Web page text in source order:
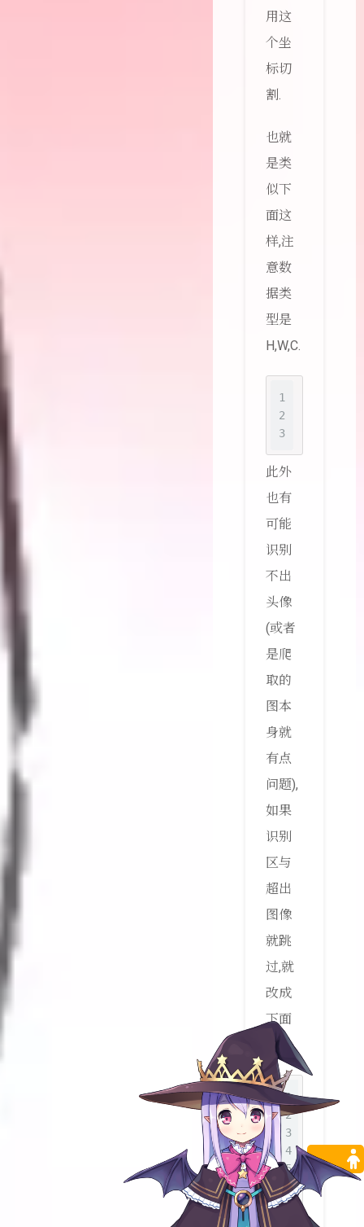
用这
个坐
标切
割.
也就
是类
似下
面这
样,注
意数
据类
型是
H,W,C.
1
2
3
此外
也有
可能
识别
不出
头像
(或者
是爬
取的
图本
身就
有点
问题),
如果
识别
区与
超出
图像
就跳
过,就
改成
下面
这样
1
2
3
4
5
6
7
import
import
def